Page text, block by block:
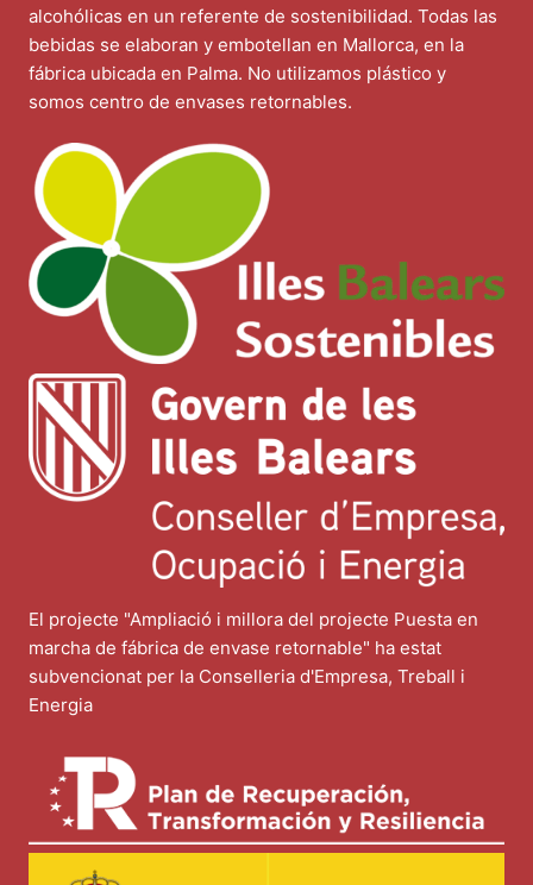
alcohólicas en un referente de sostenibilidad. Todas las
bebidas se elaboran y embotellan en Mallorca, en la
fábrica ubicada en Palma. No utilizamos plástico y
somos centro de envases retornables.
El projecte "Ampliació i millora del projecte Puesta en
marcha de fábrica de envase retornable" ha estat
subvencionat per la Conselleria d'Empresa, Treball i
Energia